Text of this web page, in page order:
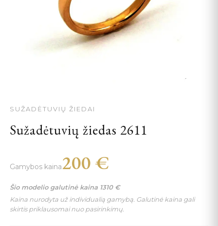
SUŽADĖTUVIŲ ŽIEDAI
Sužadėtuvių žiedas 2611
Gamybos kaina200 €
Šio modelio galutinė kaina 1310 €
Kaina nurodyta už individualią gamybą. Galutinė kaina gali
skirtis priklausomai nuo pasirinkimų.